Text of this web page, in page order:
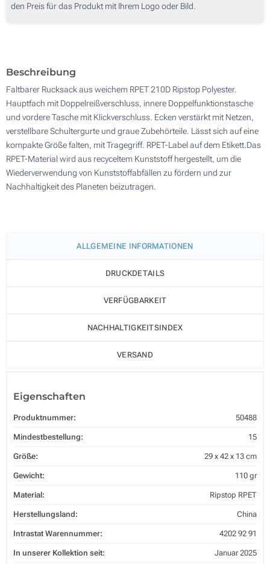
150
den Preis für das Produkt mit Ihrem Logo oder Bild.
Beschreibung
Faltbarer Rucksack aus weichem RPET 210D Ripstop Polyester.
Hauptfach mit Doppelreißverschluss, innere Doppelfunktionstasche
und vordere Tasche mit Klickverschluss. Ecken verstärkt mit Netzen,
verstellbare Schultergurte und graue Zubehörteile. Lässt sich auf eine
kompakte Größe falten, mit Tragegriff. RPET-Label auf dem Etikett.Das
RPET-Material wird aus recyceltem Kunststoff hergestellt, um die
Wiederverwendung von Kunststoffabfällen zu fördern und zur
Nachhaltigkeit des Planeten beizutragen.
ALLGEMEINE INFORMATIONEN
DRUCKDETAILS
VERFÜGBARKEIT
NACHHALTIGKEITSINDEX
VERSAND
Eigenschaften
Produktnummer: 50488
Mindestbestellung: 15
Größe: 29 x 42 x 13 cm
Gewicht: 110 gr
Material: Ripstop RPET
Herstellungsland: China
Intrastat Warennummer: 4202 92 91
In unserer Kollektion seit: Januar 2025